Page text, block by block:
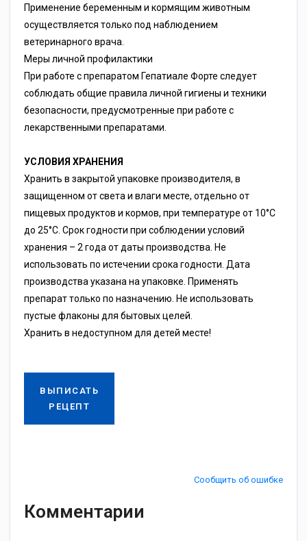
Применение беременным и кормящим животным
осуществляется только под наблюдением
ветеринарного врача.
Меры личной профилактики
При работе с препаратом Гепатиале Форте следует
соблюдать общие правила личной гигиены и техники
безопасности, предусмотренные при работе с
лекарственными препаратами.
УСЛОВИЯ ХРАНЕНИЯ
Хранить в закрытой упаковке производителя, в
защищенном от света и влаги месте, отдельно от
пищевых продуктов и кормов, при температуре от 10°С
до 25°С. Срок годности при соблюдении условий
хранения – 2 года от даты производства. Не
использовать по истечении срока годности. Дата
производства указана на упаковке. Применять
препарат только по назначению. Не использовать
пустые флаконы для бытовых целей.
Хранить в недоступном для детей месте!
ВЫПИСАТЬ
РЕЦЕПТ
Сообщить об ошибке
Комментарии